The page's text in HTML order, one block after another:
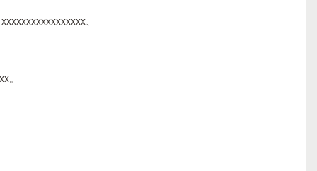
、
。